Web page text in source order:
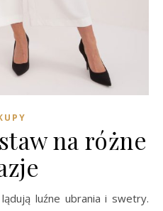
na różne